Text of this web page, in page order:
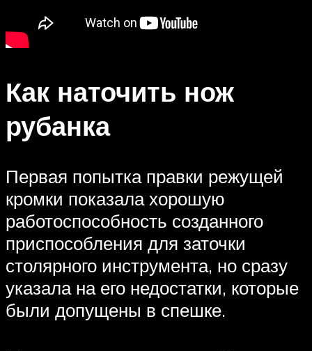
Как наточить нож
рубанка
Первая попытка правки режущей
кромки показала хорошую
работоспособность созданного
приспособления для заточки
столярного инструмента, но сразу
указала на его недостатки, которые
были допущены в спешке.